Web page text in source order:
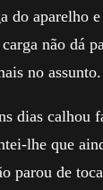
do aparelho
não dá
no assunto.
dias calhou
lhe que
parou de